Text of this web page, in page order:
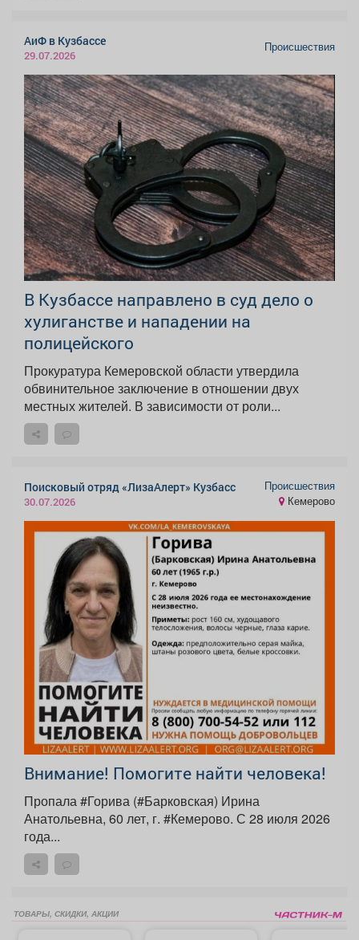
АиФ в Кузбассе
29.07.2026
Происшествия
В Кузбассе направлено в суд дело о
хулиганстве и нападении на
полицейского
Прокуратура Кемеровской области утвердила
обвинительное заключение в отношении двух
местных жителей. В зависимости от роли...
Поисковый отряд «ЛизаАлерт» Кузбасс
30.07.2026
Происшествия
Кемерово
Внимание! Помогите найти человека!
Пропала #Горива (#Барковская) Ирина
Анатольевна, 60 лет, г. #Кемерово. С 28 июля 2026
года...
ТОВАРЫ, СКИДКИ, АКЦИИ